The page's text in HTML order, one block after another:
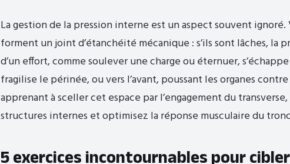
La gestion de la pression interne est un aspect souvent ignoré.
forment un joint d’étanchéité mécanique : s’ils sont lâches, la
d’un effort, comme soulever une charge ou éternuer,
fragilise le périnée, ou vers l’avant, poussant les organes
apprenant à sceller cet espace par l’engagement du
structures internes et optimisez la réponse musculaire du
5 exercices incontournables pour